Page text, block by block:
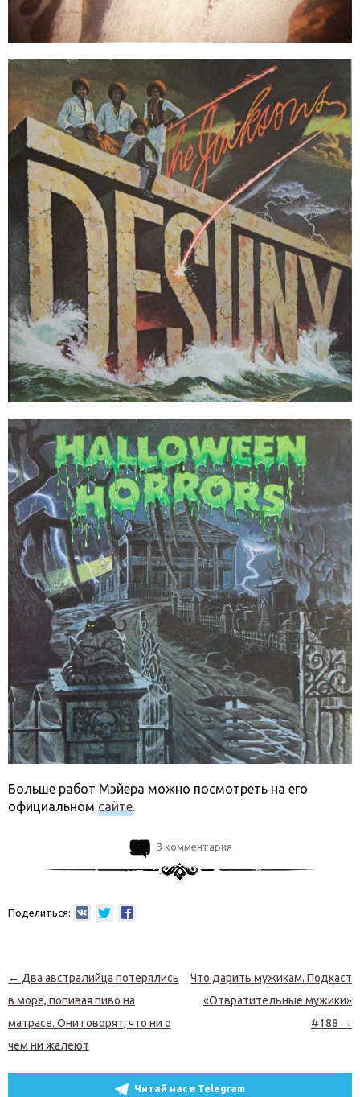
Больше работ Мэйера можно посмотреть на его
официальном сайте.
3 комментария
Поделиться:
Навигация по записям
← Два австралийца потерялись
в море, попивая пиво на
матрасе. Они говорят, что ни о
чем ни жалеют
Что дарить мужикам. Подкаст
«Отвратительные мужики»
#188 →
Читай нас в Telegram